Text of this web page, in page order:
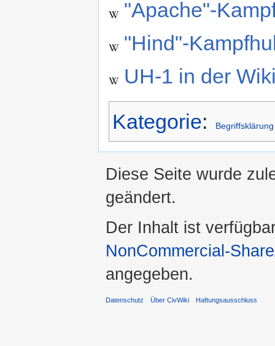
"Apache"-
"Hind"-
UH-1 in der
Kategorie: Begriffsklärung
Diese Seite wurde
geändert.
Der Inhalt ist
NonCommercial-
angegeben.
Datenschutz Über CivWiki Haftungsausschluss